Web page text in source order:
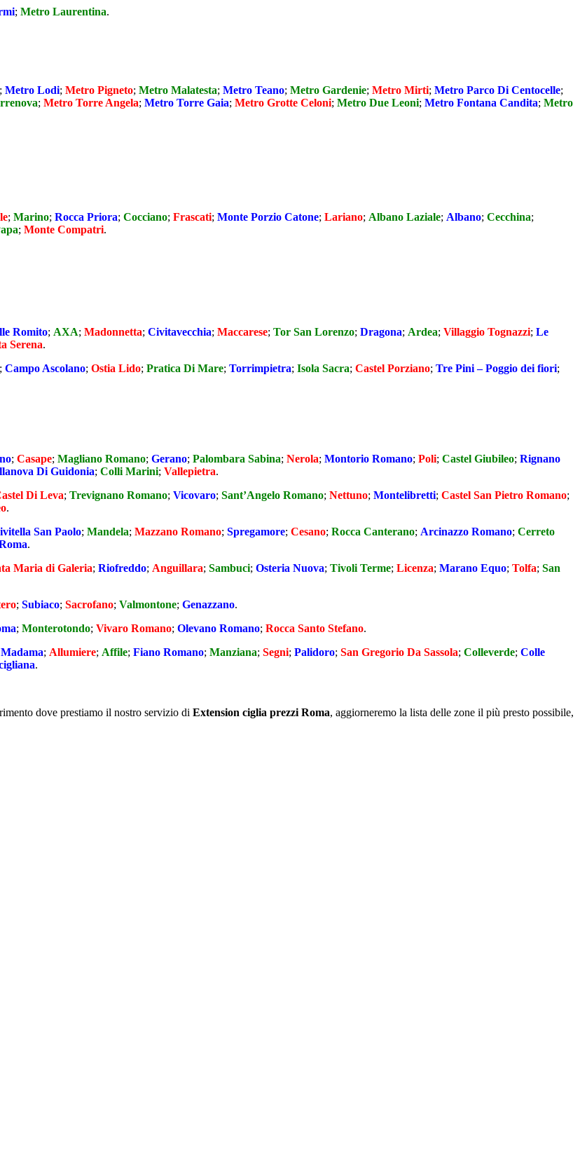
; Metro Laurentina.
; Metro Lodi; Metro Pigneto; Metro Malatesta; Metro Teano; Metro Gardenie; Metro Mirti; Metro Parco Di Centocelle;
; Metro Torre Angela; Metro Torre Gaia; Metro Grotte Celoni; Metro Due Leoni; Metro Fontana Candita; Metro
; Marino; Rocca Priora; Cocciano; Frascati; Monte Porzio Catone; Lariano; Albano Laziale; Albano; Cecchina;
; Monte Compatri.
Romito; AXA; Madonnetta; Civitavecchia; Maccarese; Tor San Lorenzo; Dragona; Ardea; Villaggio Tognazzi; Le
Serena.
; Campo Ascolano; Ostia Lido; Pratica Di Mare; Torrimpietra; Isola Sacra; Castel Porziano; Tre Pini – Poggio dei fiori;
; Casape; Magliano Romano; Gerano; Palombara Sabina; Nerola; Montorio Romano; Poli; Castel Giubileo; Rignano
Di Guidonia; Colli Marini; Vallepietra.
Di Leva; Trevignano Romano; Vicovaro; Sant’Angelo Romano; Nettuno; Montelibretti; Castel San Pietro Romano;
.
San Paolo; Mandela; Mazzano Romano; Spregamore; Cesano; Rocca Canterano; Arcinazzo Romano; Cerreto
.
Maria di Galeria; Riofreddo; Anguillara; Sambuci; Osteria Nuova; Tivoli Terme; Licenza; Marano Equo; Tolfa; San
; Subiaco; Sacrofano; Valmontone; Genazzano.
; Monterotondo; Vivaro Romano; Olevano Romano; Rocca Santo Stefano.
; Allumiere; Affile; Fiano Romano; Manziana; Segni; Palidoro; San Gregorio Da Sassola; Colleverde; Colle
.
dove prestiamo il nostro servizio di Extension ciglia prezzi Roma, aggiorneremo la lista delle zone il più presto possibile,